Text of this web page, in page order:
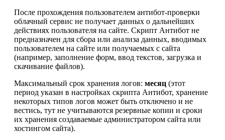
После прохождения пользователем антибот-проверки
облачный сервис не получает данных о дальнейших
действиях пользователя на сайте. Скрипт Антибот не
предназначен для сбора или анализа данных, вводимых
пользователем на сайте или получаемых с сайта
(например, заполнение форм, ввод текстов, загрузка и
скачивание файлов).
Максимальный срок хранения логов: месяц (этот
период указан в настройках скрипта Антибот, хранение
некоторых типов логов может быть отключено и не
вестись, тут не учитываются резервные копии и сроки
их хранения создаваемые администратором сайта или
хостингом сайта).